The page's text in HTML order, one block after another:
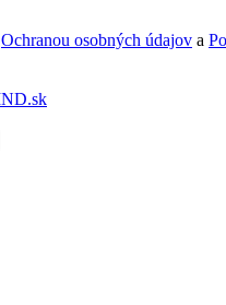
Ochranou osobných údajov a